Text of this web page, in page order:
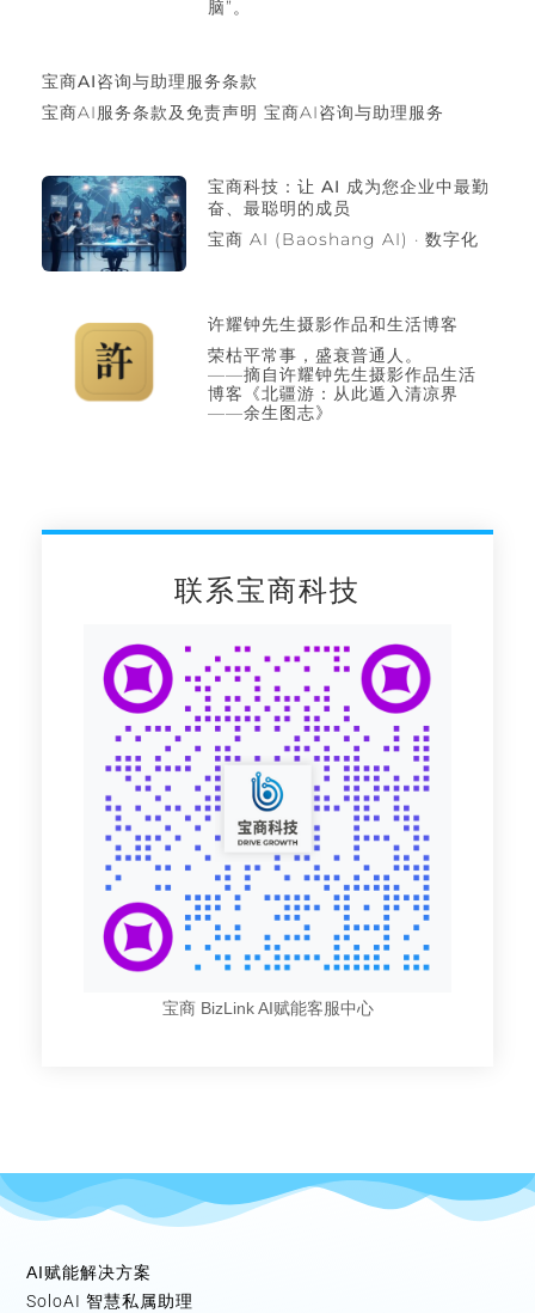
脑”。
宝商AI咨询与助理服务条款
宝商AI服务条款及免责声明 宝商AI咨询与助理服务
宝商科技：让 AI 成为您企业中最勤
奋、最聪明的成员
宝商 AI (Baoshang AI) · 数字化
许耀钟先生摄影作品和生活博客
荣枯平常事，盛衰普通人。
——摘自许耀钟先生摄影作品生活
博客《北疆游：从此遁入清凉界
——余生图志》
联系宝商科技
宝商 BizLink AI赋能客服中心
AI赋能解决方案
SoloAI 智慧私属助理